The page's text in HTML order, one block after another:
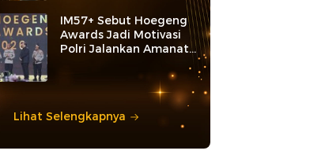
IM57+ Sebut Hoegeng
Awards Jadi Motivasi
Polri Jalankan Amanat
Lihat Selengkapnya